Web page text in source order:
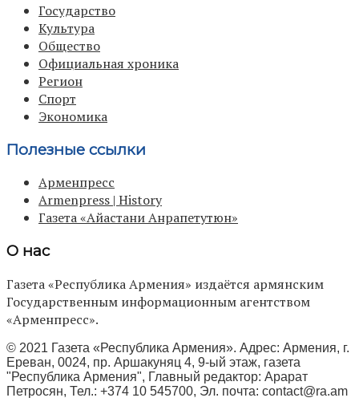
Государство
Культура
Общество
Официальная хроника
Регион
Спорт
Экономика
Полезные ссылки
Арменпресс
Armenpress | History
Газета «Айастани Анрапетутюн»
О нас
Газета «Республика Армения» издаётся армянским
Государственным информационным агентством
«Арменпресс».
© 2021 Газета «Республика Армения». Адрес: Армения, г.
Ереван, 0024, пр. Аршакуняц 4, 9-ый этаж, газета
"Республика Армения", Главный редактор: Арарат
Петросян, Тел.: +374 10 545700, Эл. почта: contact@ra.am